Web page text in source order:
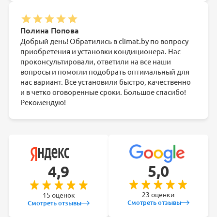
Полина Попова
Добрый день! Обратились в climat.by по вопросу
приобретения и установки кондиционера. Нас
проконсультировали, ответили на все наши
вопросы и помогли подобрать оптимальный для
нас вариант. Все установили быстро, качественно
и в четко оговоренные сроки. Большое спасибо!
Рекомендую!
4,9
15 оценок
Смотреть отзывы
5,0
23 оценки
Смотреть отзывы